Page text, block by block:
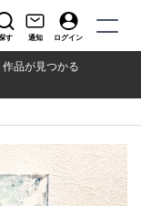
す 通知 ログイン
品が見つかる